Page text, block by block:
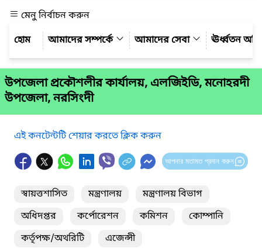
মেনু নির্বাচন করুন
আমাদের সম্পর্কে
আমাদের সেবা ঊর্ধ্বতন
উপজেলা প্রকৌশলীর কার্যালয়, এলজিইডি, মনোহরদী
উপজেলা, নরসিংদী
এই কনটেন্টটি শেয়ার করতে ক্লিক করুন
আপনার মতামত প্রদান করুন
স্বায়ত্তশাসিত মন্ত্রণালয়
মন্ত্রণালয় বিভাগ
অধিদপ্তর
কর্পোরেশন কমিশন
কোম্পানি
কর্তৃপক্ষ/অথরিটি
এজেন্সী